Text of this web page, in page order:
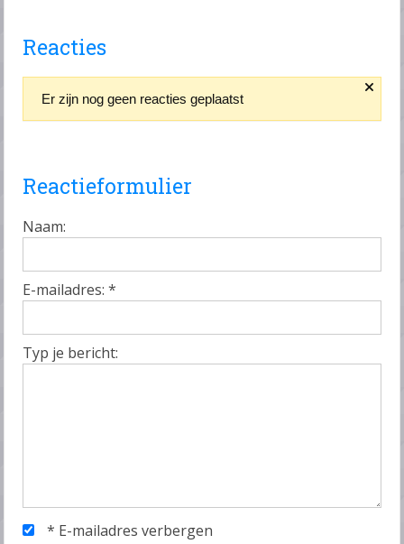
Reacties
Er zijn nog geen reacties geplaatst
Reactieformulier
Naam:
E-mailadres:*
Typ je bericht:
* E-mailadres verbergen